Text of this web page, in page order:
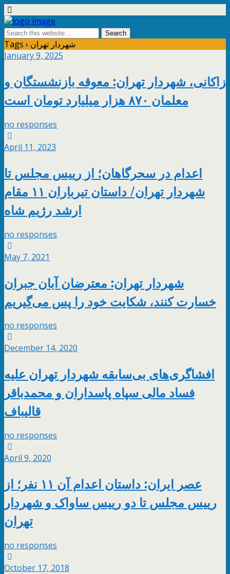
Tags › شهردار تهران
January 9, 2025
زاکانی، شهردار تهران: معوقه بازنشستگان و
معلمان ۸۷۰ هزار میلیارد تومان است
no responses
April 11, 2023
اعدام در سحرگاهان؛ از رییس مجلس تا
شهردار تهران/ داستان تیرباران ۱۱ مقام
ارشد رژیم شاه
no responses
May 7, 2021
شهردار تهران: معترضان آبان جبران
خسارت کنند، شکایت خود را پس می‌گیریم
no responses
December 14, 2020
افشاگری‌های بی‌سابقه شهردار تهران علیه
فساد مالی سپاه پاسداران و محمدباقر
قالیباف
no responses
April 9, 2020
عصر ایران: داستان اعدام آن ۱۱ نفر؛ از
رییس مجلس تا دو رییس ساواک و شهردار
تهران
no responses
October 17, 2018